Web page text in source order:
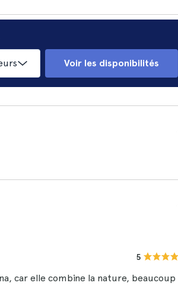
Voir les disponibilités
5
car elle combine la nature, beaucoup